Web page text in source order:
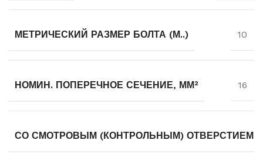
МЕТРИЧЕСКИЙ РАЗМЕР БОЛТА (М..) 10
НОМИН. ПОПЕРЕЧНОЕ СЕЧЕНИЕ, ММ² 16
СО СМОТРОВЫМ (КОНТРОЛЬНЫМ) ОТВЕРСТИЕМ